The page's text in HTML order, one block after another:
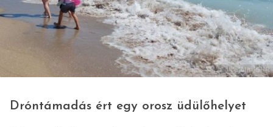
© Zöld Katalin/SRR
Dróntámadás ért egy orosz üdülőhelyet